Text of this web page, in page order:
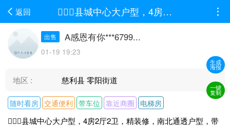
生成
海报
一键
复制
返回 县城中心大户型，4房2厅2卫，精装修，南北通透户型，带家具家电拎包入住，支持...
出售 A感恩有你***6799...
01-19 19:23
地区 : 慈利县 零阳街道
随时看房 交通便利 带车位 靠近商圈 电梯房
县城中心大户型，4房2厅2卫，精装修，南北通透户型，带